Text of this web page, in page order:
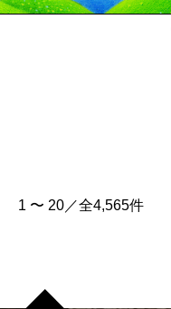
v
1 〜 20／全4,565件